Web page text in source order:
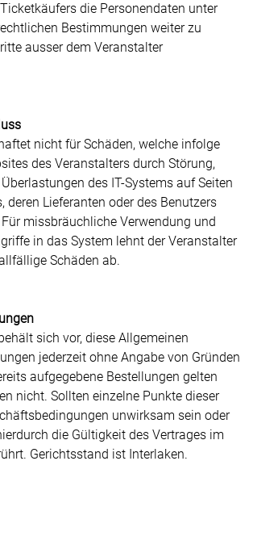
die Personendaten unter
Bestimmungen weiter zu
ausser dem Veranstalter
nicht für Schäden, welche infolge
des Veranstalters durch Störung,
des IT-Systems auf Seiten
deren Lieferanten oder des Benutzers
missbräuchliche Verwendung und
in das System lehnt der Veranstalter
Schäden ab.
sich vor, diese Allgemeinen
jederzeit ohne Angabe von Gründen
aufgegebene Bestellungen gelten
nicht. Sollten einzelne Punkte dieser
unwirksam sein oder
die Gültigkeit des Vertrages im
Gerichtsstand ist Interlaken.